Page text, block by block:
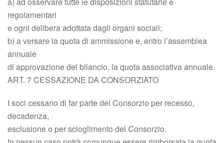
regolamentari
e ogni delibera adottata dagli organi sociali;
b) a versare la quota di ammissione e, entro l’assemblea
annuale
di approvazione del bilancio, la quota associativa annuale.
ART. 7 CESSAZIONE DA CONSORZIATO
I soci cessano di far parte del Consorzio per recesso,
decadenza,
esclusione o per scioglimento del Consorzio.